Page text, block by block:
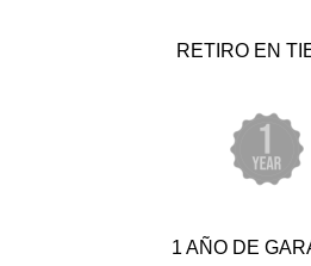
RETIRO EN
1 AÑO DE